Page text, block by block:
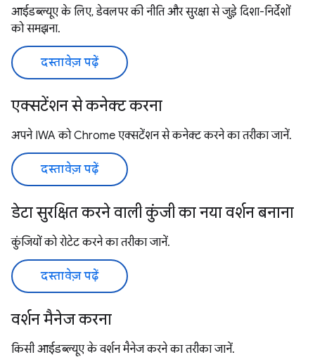
आईडब्ल्यूए के लिए, डेवलपर की नीति और सुरक्षा से जुड़े दिशा-निर्देशों
को समझना.
दस्तावेज़ पढ़ें
एक्सटेंशन से कनेक्ट करना
अपने IWA को Chrome एक्सटेंशन से कनेक्ट करने का तरीका जानें.
दस्तावेज़ पढ़ें
डेटा सुरक्षित करने वाली कुंजी का नया वर्शन बनाना
कुंजियों को रोटेट करने का तरीका जानें.
दस्तावेज़ पढ़ें
वर्शन मैनेज करना
किसी आईडब्ल्यूए के वर्शन मैनेज करने का तरीका जानें.